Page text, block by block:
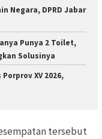
Negara, DPRD Jabar
Punya 2 Toilet,
Solusinya
XV 2026,
tersebut